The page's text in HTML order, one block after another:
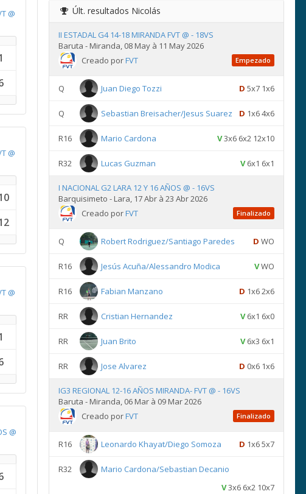
@
@
@
@
Últ. resultados Nicolás
II ESTADAL G4 14-18 MIRANDA FVT @ - 18VS
Baruta - Miranda, 08 May à 11 May 2026
Creado porFVT Empezado
Q Juan Diego Tozzi D 5x7 1x6
Q Sebastian Breisacher/Jesus Suarez D 1x6 4x6
R16 Mario Cardona V3x6 6x2 12x10
R32 Lucas Guzman V6x1 6x1
I NACIONAL G2 LARA 12 Y 16 AÑOS @ - 16VS
Barquisimeto - Lara, 17 Abr à 23 Abr 2026
Creado porFVT Finalizado
Q Robert Rodriguez/Santiago Paredes D WO
R16 Jesús Acuña/Alessandro Modica VWO
R16 Fabian Manzano D 1x6 2x6
RR Cristian Hernandez V6x1 6x0
RR Juan Brito V6x3 6x1
RR Jose Alvarez D 0x6 1x6
IG3 REGIONAL 12-16 AÑOS MIRANDA- FVT @ - 16VS
Baruta - Miranda, 06 Mar à 09 Mar 2026
Creado porFVT Finalizado
R16 Leonardo Khayat/Diego Somoza D 1x6 5x7
R32
Mario Cardona/Sebastian Decanio
V3x6 6x2 10x7